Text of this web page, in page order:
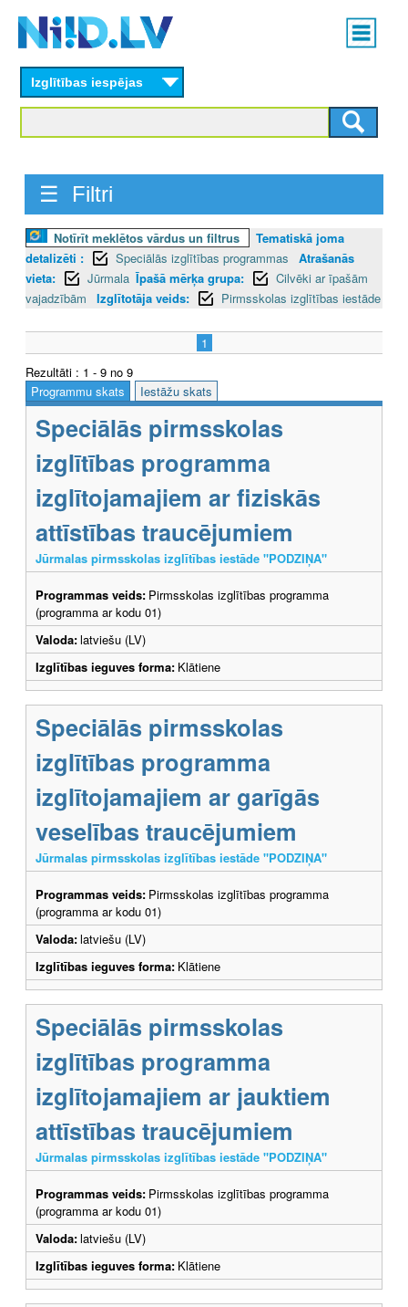
content
Main
menu
Izglītības iespējas
☰ Filtri
Notīrīt meklētos vārdus un filtrus
Tematiskā joma
detalizēti :
Speciālās izglītības programmas
Atrašanās
vieta:
Jūrmala Īpašā mērķa grupa:
Cilvēki ar īpašām
vajadzībām
Izglītotāja veids: Pirmsskolas izglītības iestāde
1
Rezultāti : 1 - 9 no 9
Programmu skats
Iestāžu skats
Speciālās pirmsskolas
izglītības programma
izglītojamajiem ar fiziskās
attīstības traucējumiem
Jūrmalas pirmsskolas izglītības iestāde "PODZIŅA"
Programmas veids: Pirmsskolas izglītības programma
(programma ar kodu 01)
Valoda:latviešu (LV)
Izglītības ieguves forma: Klātiene
Speciālās pirmsskolas
izglītības programma
izglītojamajiem ar garīgās
veselības traucējumiem
Jūrmalas pirmsskolas izglītības iestāde "PODZIŅA"
Programmas veids: Pirmsskolas izglītības programma
(programma ar kodu 01)
Valoda:latviešu (LV)
Izglītības ieguves forma: Klātiene
Speciālās pirmsskolas
izglītības programma
izglītojamajiem ar jauktiem
attīstības traucējumiem
Jūrmalas pirmsskolas izglītības iestāde "PODZIŅA"
Programmas veids: Pirmsskolas izglītības programma
(programma ar kodu 01)
Valoda:latviešu (LV)
Izglītības ieguves forma: Klātiene